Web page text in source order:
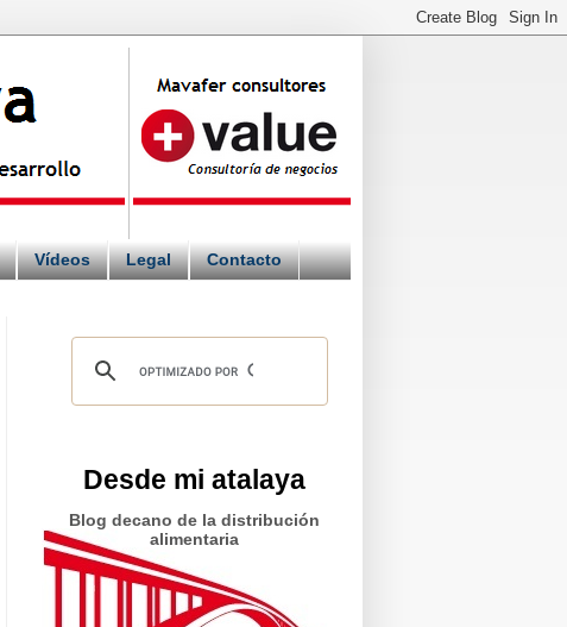
Vídeos Legal Contacto
Desde mi atalaya
Blog decano de la distribución
alimentaria